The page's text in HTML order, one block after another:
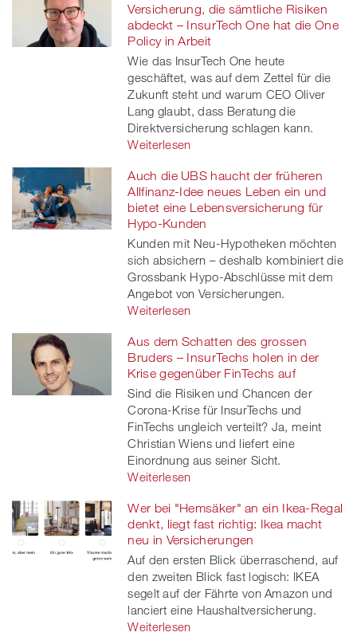
twitt
er
Versicherung, die sämtliche Risiken
abdeckt – InsurTech One hat die One
Policy in Arbeit
Wie das InsurTech One heute
geschäftet, was auf dem Zettel für die
Zukunft steht und warum CEO Oliver
Lang glaubt, dass Beratung die
Direktversicherung schlagen kann.
Weiterlesen
Auch die UBS haucht der früheren
Allfinanz-Idee neues Leben ein und
bietet eine Lebensversicherung für
Hypo-Kunden
Kunden mit Neu-Hypotheken möchten
sich absichern – deshalb kombiniert die
Grossbank Hypo-Abschlüsse mit dem
Angebot von Versicherungen.
Weiterlesen
Aus dem Schatten des grossen
Bruders – InsurTechs holen in der
Krise gegenüber FinTechs auf
Sind die Risiken und Chancen der
Corona-Krise für InsurTechs und
FinTechs ungleich verteilt? Ja, meint
Christian Wiens und liefert eine
Einordnung aus seiner Sicht.
Weiterlesen
Wer bei "Hemsäker" an ein Ikea-Regal
denkt, liegt fast richtig: Ikea macht
neu in Versicherungen
Auf den ersten Blick überraschend, auf
den zweiten Blick fast logisch: IKEA
segelt auf der Fährte von Amazon und
lanciert eine Haushaltversicherung.
Weiterlesen